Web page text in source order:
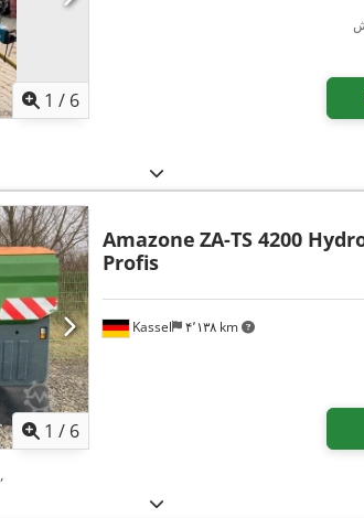
1 / 6
1 / 6
Kassel ۴٬۱۳۸ km
Amazone ZA-TS 4200
Profis
,